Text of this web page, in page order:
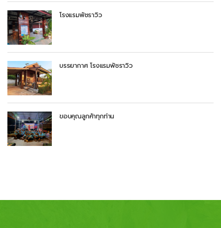
โรงแรมพัชราวิว
บรรยากาศ โรงแรมพัชราวิว
ขอบคุณลูกค้าทุกท่าน